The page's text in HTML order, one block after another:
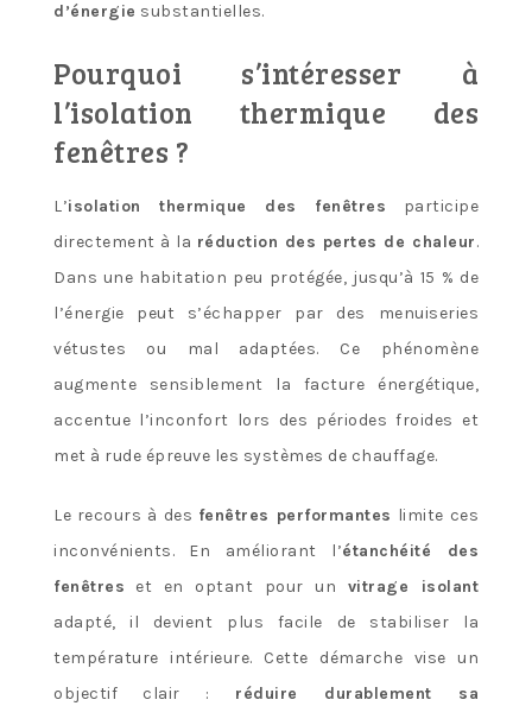
d’énergie substantielles.
Pourquoi s’intéresser à
l’isolation thermique des
fenêtres ?
L’isolation thermique des fenêtres participe
directement à la réduction des pertes de chaleur.
Dans une habitation peu protégée, jusqu’à 15 % de
l’énergie peut s’échapper par des menuiseries
vétustes ou mal adaptées. Ce phénomène
augmente sensiblement la facture énergétique,
accentue l’inconfort lors des périodes froides et
met à rude épreuve les systèmes de chauffage.
Le recours à des fenêtres performantes limite ces
inconvénients. En améliorant l’étanchéité des
fenêtres et en optant pour un vitrage isolant
adapté, il devient plus facile de stabiliser la
température intérieure. Cette démarche vise un
objectif clair : réduire durablement sa